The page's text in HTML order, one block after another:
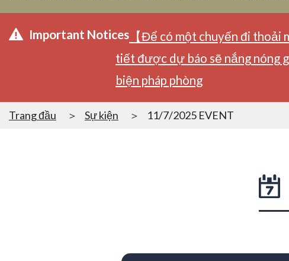
Important Notices 【Để có một chuyến đi thoải
tiết được dự báo sẽ nắng nóng
biện pháp phòng
Trang đầu Sự kiện 11/7/2025 EVENT